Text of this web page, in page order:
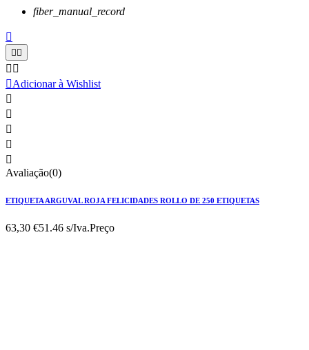
fiber_manual_record

 
 
Adicionar à Wishlist





Avaliação(0)
ETIQUETA ARGUVAL ROJA FELICIDADES ROLLO DE 250 ETIQUETAS
63,30 €51.46 s/Iva.Preço